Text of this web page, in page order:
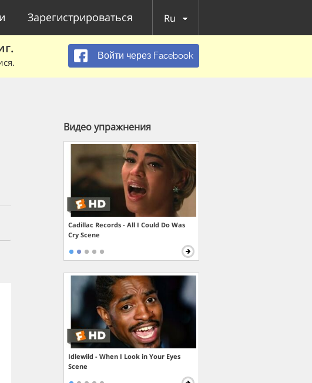
Зарегистрироваться Ru
Войти через Facebook
Видео упражнения
Cadillac Records - All I Could Do Was
Cry Scene
Idlewild - When I Look in Your Eyes
Scene